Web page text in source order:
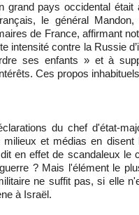
grand pays occidental
le général
de France, affirmant
intensité contre la Russie
ses enfants » et à
Ces propos
du chef d'état-
et médias en disent
en effet de scandaleux le
? Mais l'élément le
ne suffit pas, si elle
à Israël.